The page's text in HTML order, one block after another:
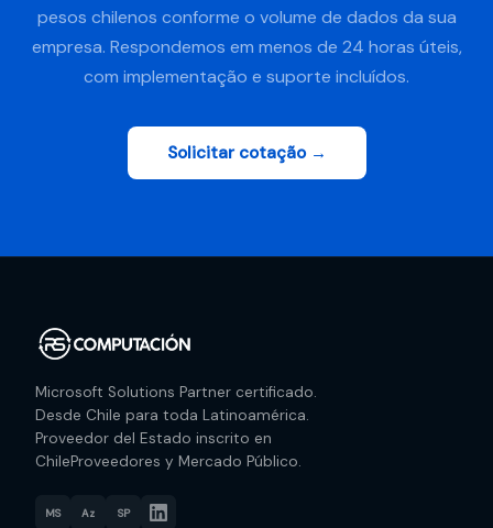
pesos chilenos conforme o volume de dados da sua
empresa. Respondemos em menos de 24 horas úteis,
com implementação e suporte incluídos.
Solicitar cotação →
Microsoft Solutions Partner certificado.
Desde Chile para toda Latinoamérica.
Proveedor del Estado inscrito en
ChileProveedores y Mercado Público.
MS Az SP